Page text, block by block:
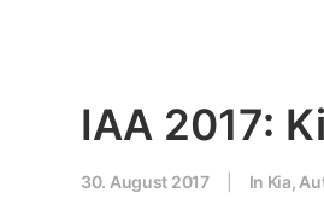
IAA 2017:
30. August 2017 In Kia,